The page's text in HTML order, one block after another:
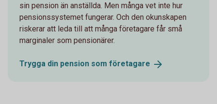
sin pension än anställda. Men många vet inte hur
pensionssystemet fungerar. Och den okunskapen
riskerar att leda till att många företagare får små
marginaler som pensionärer.
Trygga din pension som företagare